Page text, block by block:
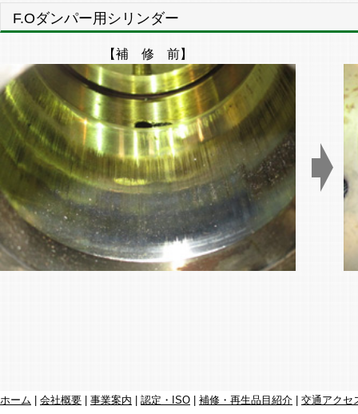
F.Oダンパー用シリンダー
【補 修 前】
ホーム | 会社概要 | 事業案内 | 認定・ISO | 補修・再生品目紹介 | 交通アクセ